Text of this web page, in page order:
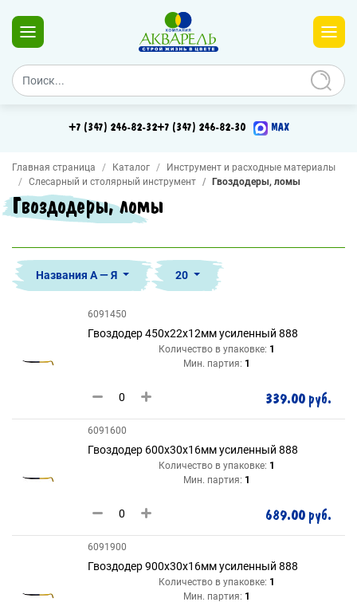
+7 (347) 246-82-32+7 (347) 246-82-30 MAX
Главная страница Каталог
Инструмент и расходные материалы
Слесарный и столярный инструмент
Гвоздодеры, ломы
Гвоздодеры, ломы
Названия А — Я 20
6091450
Гвоздодер 450х22х12мм усиленный 888
Количество в упаковке: 1
Мин. партия: 1
339.00 руб.
6091600
Гвоздодер 600х30х16мм усиленный 888
Количество в упаковке: 1
Мин. партия: 1
689.00 руб.
6091900
Гвоздодер 900х30х16мм усиленный 888
Количество в упаковке: 1
Мин. партия: 1